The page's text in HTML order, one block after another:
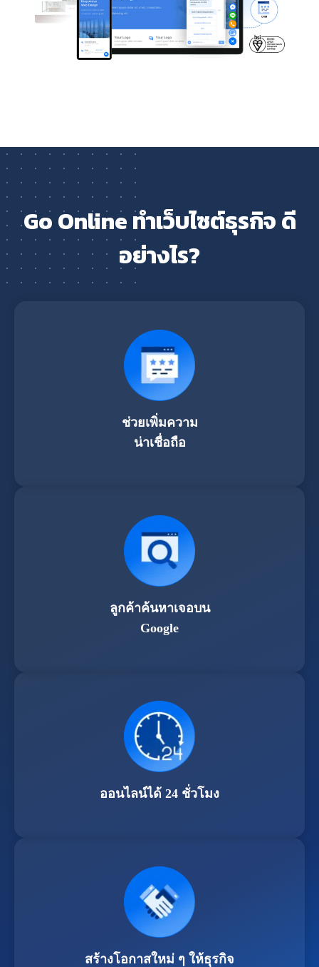
Go Online ทำเว็บไซต์ธุรกิจ ดี
อย่างไร?
ช่วยเพิ่มความ
น่าเชื่อถือ
ลูกค้าค้นหาเจอบน
Google
ออนไลน์ได้ 24 ชั่วโมง
สร้างโอกาสใหม่ ๆ ให้ธุรกิจ